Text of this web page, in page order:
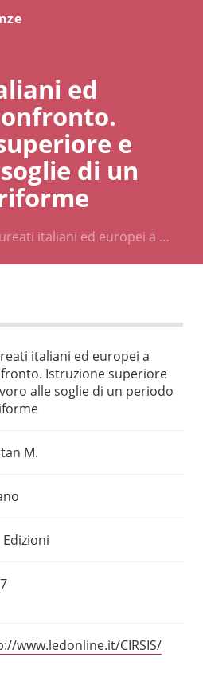
ed
e
di un
italiani ed europei a …
italiani ed europei a
Istruzione superiore
alle soglie di un periodo
M.
Edizioni
www.ledonline.it/CIRSIS/